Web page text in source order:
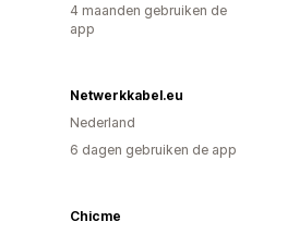
4 maanden gebruiken de
app
Netwerkkabel.eu
Nederland
6 dagen gebruiken de app
Chicme